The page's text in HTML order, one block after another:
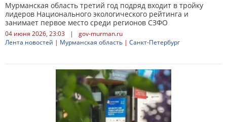
Мурманская область третий год подряд входит в тройку
лидеров Национального экологического рейтинга и
занимает первое место среди регионов СЗФО
04 июня 2026, 23:03 |
gov-murman.ru
Лента новостей | Мурманская область | Санкт-Петербург